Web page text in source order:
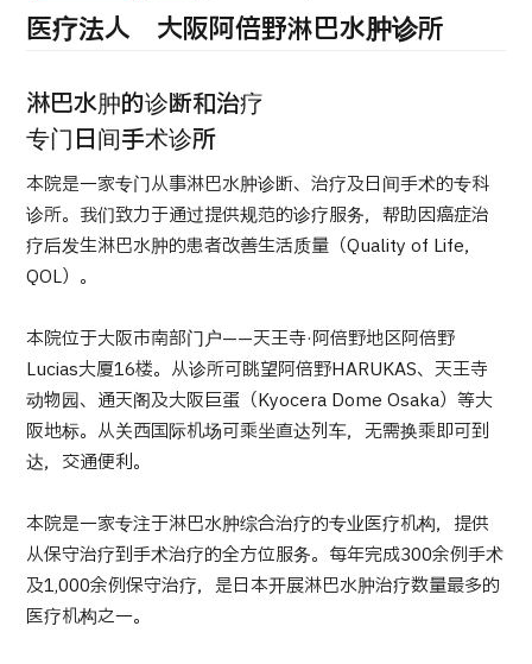
TOP
面向国际患者
关于日本医疗
就诊流程
国际 第二医疗意见（湘南镰仓综合医院）
治療 治療
2026.01.12
医疗法人 大阪阿倍野淋巴水肿诊所
淋巴水肿的诊断和治疗
专门日间手术诊所
本院是一家专门从事淋巴水肿诊断、治疗及日间手术的专科
诊所。我们致力于通过提供规范的诊疗服务，帮助因癌症治
疗后发生淋巴水肿的患者改善生活质量（Quality of Life，
QOL）。
本院位于大阪市南部门户——天王寺·阿倍野地区阿倍野
Lucias大厦16楼。从诊所可眺望阿倍野HARUKAS、天王寺
动物园、通天阁及大阪巨蛋（Kyocera Dome Osaka）等大
阪地标。从关西国际机场可乘坐直达列车，无需换乘即可到
达，交通便利。
本院是一家专注于淋巴水肿综合治疗的专业医疗机构，提供
从保守治疗到手术治疗的全方位服务。每年完成300余例手术
及1,000余例保守治疗，是日本开展淋巴水肿治疗数量最多的
医疗机构之一。